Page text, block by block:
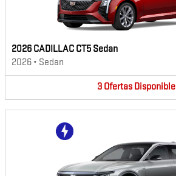
2026 CADILLAC CT5 Sedan
2026 • Sedan
3 Ofertas Disponible